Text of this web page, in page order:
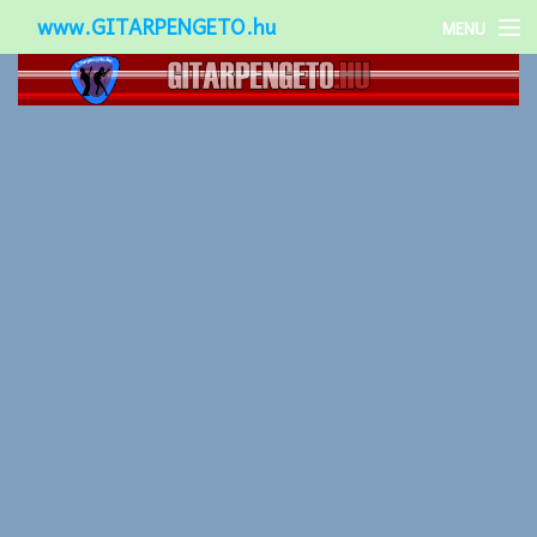
www.GITARPENGETO.hu MENU
Népszerű-